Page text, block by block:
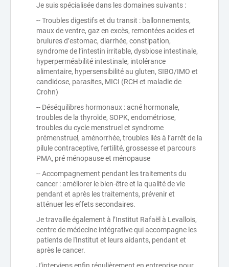
Je suis spécialisée dans les domaines suivants :
-- Troubles digestifs et du transit : ballonnements,
maux de ventre, gaz en excès, remontées acides et
brulures d’estomac, diarrhée, constipation,
syndrome de l’intestin irritable, dysbiose intestinale,
hyperperméabilité intestinale, intolérance
alimentaire, hypersensibilité au gluten, SIBO/IMO et
candidose, parasites, MICI (RCH et maladie de
Crohn)
-- Déséquilibres hormonaux : acné hormonale,
troubles de la thyroïde, SOPK, endométriose,
troubles du cycle menstruel et syndrome
prémenstruel, aménorrhée, troubles liés à l’arrêt de la
pilule contraceptive, fertilité, grossesse et parcours
PMA, pré ménopause et ménopause
-- Accompagnement pendant les traitements du
cancer : améliorer le bien-être et la qualité de vie
pendant et après les traitements, prévenir et
atténuer les effets secondaires.
Je travaille également à l’Institut Rafaël à Levallois,
centre de médecine intégrative qui accompagne les
patients de l'Institut et leurs aidants, pendant et
après le cancer.
J’interviens enfin régulièrement en entreprise pour